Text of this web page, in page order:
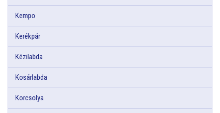
Kempo
Kerékpár
Kézilabda
Kosárlabda
Korcsolya